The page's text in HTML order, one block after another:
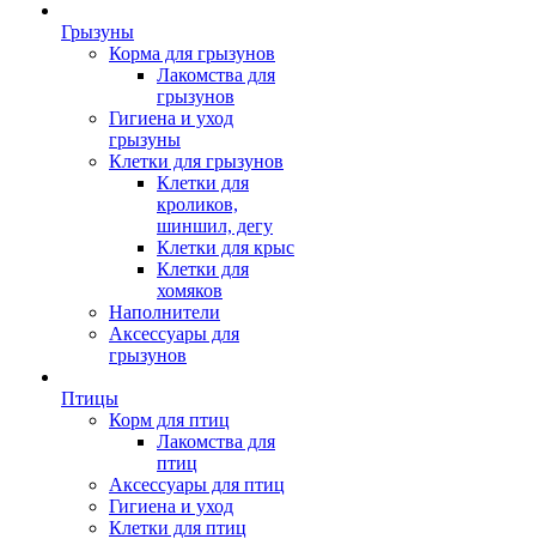
Грызуны
Корма для грызунов
Лакомства для
грызунов
Гигиена и уход
грызуны
Клетки для грызунов
Клетки для
кроликов,
шиншил, дегу
Клетки для крыс
Клетки для
хомяков
Наполнители
Аксессуары для
грызунов
Птицы
Корм для птиц
Лакомства для
птиц
Аксессуары для птиц
Гигиена и уход
Клетки для птиц